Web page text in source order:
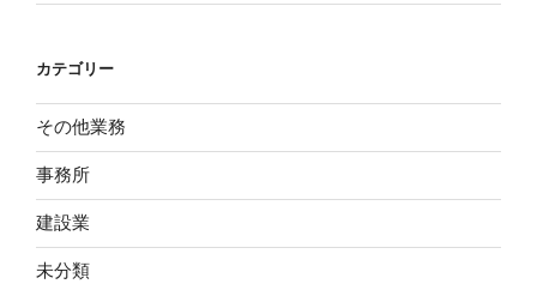
カテゴリー
その他業務
事務所
建設業
未分類